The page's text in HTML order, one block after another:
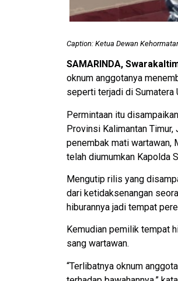
Caption: Ketua Dewan
SAMARINDA,
oknum anggotanya
seperti terjadi di Sumatera
Permintaan itu
Provinsi Kalimantan
penembak mati wartawan,
telah diumumkan Kapolda
Mengutip rilis yang
dari ketidaksenangan
hiburannya jadi tempat
Kemudian pemilik tempat
sang wartawan.
“Terlibatnya oknum